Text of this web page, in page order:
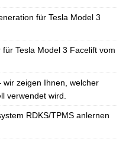
für Tesla Model 3
Tesla Model 3 Facelift vom
wir zeigen Ihnen, welcher
verwendet wird.
RDKS/TPMS anlernen